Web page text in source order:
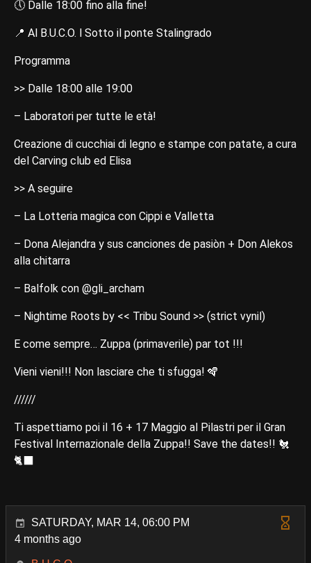
🕔 Dalle 18:00 fino alla fine!
📍 Al B.U.C.O. l Sotto il ponte Stalingrado
Programma
>> Dalle 18:00 alle 19:00
– Laboratori per tutte le età!
Creazione di cucchiai di legno e stampe con patate, a cura
del Carving club ed Elisa
>> A seguire
– La Lotteria magica con Cippi e Valletta
– Dona Alejandra y sus canciones de pasiòn + Don Alekos
alla chitarra
– Balfolk con @gli_archam
– Nightime Roots by << Tribu Sound >> (strict vynil)
E come sempre… Zuppa (primaverile) par tot !!!
Vieni vieni!!! Non lasciare che ti sfugga! 🪇
//////
Ti aspettiamo poi il 16 + 17 Maggio al Pilastri per il Gran
Festival Internazionale della Zuppa!!​ Save the dates!! 🐔​
🐈‍⬛
SATURDAY, MAR 14, 06:00 PM
4 months ago